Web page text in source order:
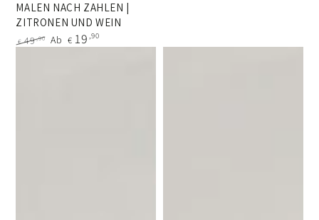
MALEN NACH ZAHLEN |
ZITRONEN UND WEIN
Regulärer
€ 49,90
Verkaufspreis
Ab € 19 ,90